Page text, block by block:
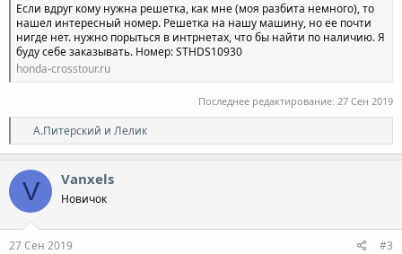
Если вдруг кому нужна решетка, как мне (моя разбита немного), то
нашел интересный номер. Решетка на нашу машину, но ее почти
нигде нет. нужно порыться в интрнетах, что бы найти по наличию. Я
буду себе заказывать. Номер: STHDS10930
honda-crosstour.ru
Последнее редактирование: 27 Сен 2019
Р
е
а
к
ц
и
и
:
А.Питерский и Лелик
V Vanxels
Новичок
27 Сен 2019 #3